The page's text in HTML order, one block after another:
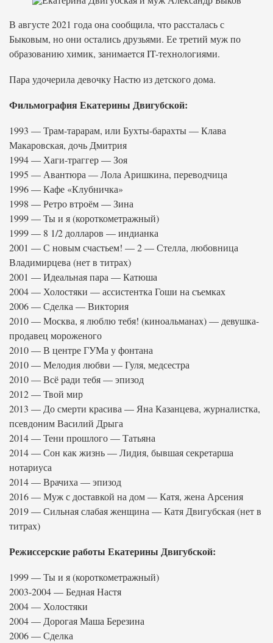
В августе 2021 года она сообщила, что рассталась с
Быковым, но они остались друзьями. Ее третий муж по
образованию химик, занимается IT-технологиями.
Пара удочерила девочку Настю из детского дома.
Фильмография Екатерины Двигубской:
1993 — Трам-тарарам, или Бухты-барахты — Клава
Макаровская, дочь Дмитрия
1994 — Хаги-траггер — Зоя
1995 — Авантюра — Лола Аришкина, переводчица
1996 — Кафе «Клубничка»
1998 — Ретро втроём — Зина
1999 — Ты и я (короткометражный)
1999 — 8 1/2 долларов — индианка
2001 — С новым счастьем! — 2 — Стелла, любовница
Владимирцева (нет в титрах)
2001 — Идеальная пара — Катюша
2004 — Холостяки — ассистентка Гоши на съемках
2006 — Сделка — Виктория
2010 — Москва, я люблю тебя! (киноальманах) — девушка-
продавец мороженого
2010 — В центре ГУМа у фонтана
2010 — Мелодия любви — Гуля, медсестра
2010 — Всё ради тебя — эпизод
2012 — Твой мир
2013 — До смерти красива — Яна Казанцева, журналистка,
псевдоним Василий Дрыга
2014 — Тени прошлого — Татьяна
2014 — Сон как жизнь — Лидия, бывшая секретарша
нотариуса
2014 — Врачиха — эпизод
2016 — Муж с доставкой на дом — Катя, жена Арсения
2019 — Сильная слабая женщина — Катя Двигубская (нет в
титрах)
Режиссерские работы Екатерины Двигубской:
1999 — Ты и я (короткометражный)
2003-2004 — Бедная Настя
2004 — Холостяки
2004 — Дорогая Маша Березина
2006 — Сделка